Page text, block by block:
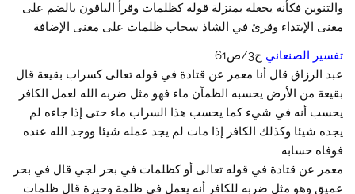
والتنوين فكأنه يجعله بمنزلة قوله كظلمات وقرأ الباقون بالضم على
معنى الإبتداء وقرئ في الشاذ سحاب ظلمات على معنى الإضافة
تفسير الصنعاني ج3/ص61
عبد الرزاق قال أنا معمر عن قتادة في قوله تعالى كسراب بقيعة قال
بقيعة من الأرض يحسبه الظمآن ماء فهو مثل ضربه الله لعمل الكافر
يحسب أنه في شيء كما يحسب هذا السراب ماء حتى إذا جاءه لم
يجده شيئا وكذلك الكافر إذا مات لم يجد عمله شيئا ووجد الله عنده
فوفاه حسابه
معمر عن قتادة في قوله تعالى أو كظلمات في بحر لجي قال في بحر
عميق وهو مثل ضربه للكافر أنه يعمل في ظلمة وحيرة قال ظلمات